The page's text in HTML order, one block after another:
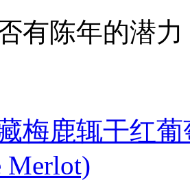
有陈年的潜力
梅鹿辄干红葡
Merlot)